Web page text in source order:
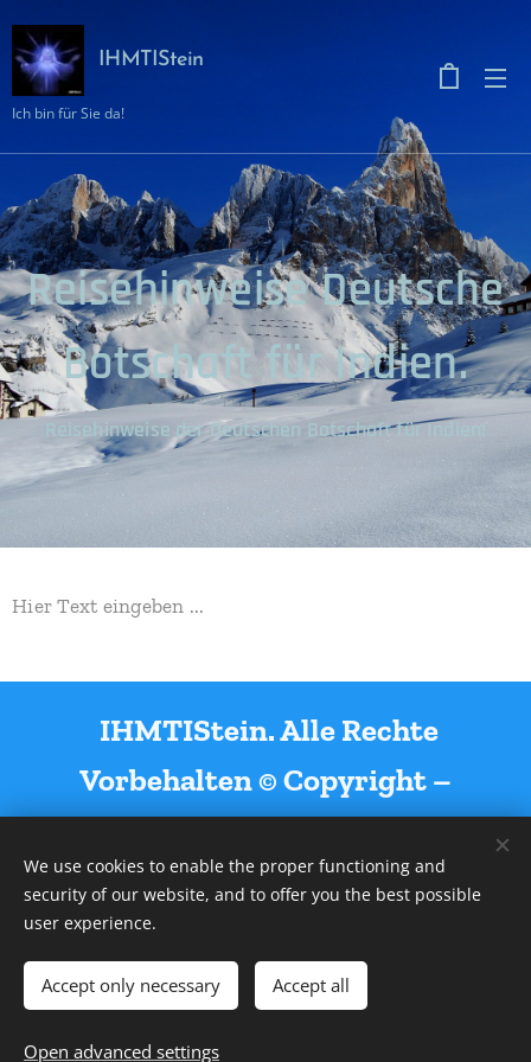
IHMTIStein
Ich bin für Sie da!
Reisehinweise Deutsche
Botschaft für Indien.
Reisehinweise der Deutschen Botschaft für Indien!
Hier Text eingeben ...
IHMTIStein. Alle Rechte
Vorbehalten © Copyright –
IHMTStein 2012
Powered by Webnode Cookies
We use cookies to enable the proper functioning and
security of our website, and to offer you the best possible
user experience.
Accept only necessary Accept all
Open advanced settings